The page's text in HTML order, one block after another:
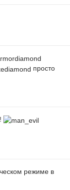
просто
режиме в